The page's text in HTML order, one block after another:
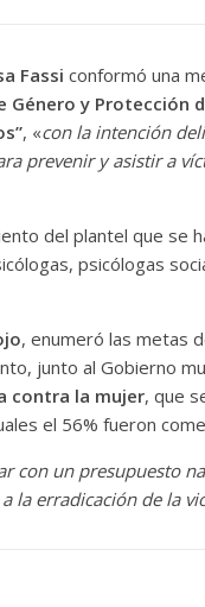
Fassi conformó una
Género y Protección
, «con la intención
prevenir y asistir a
del plantel que se
psicólogas
, enumeró las metas
junto al Gobierno
contra la mujer, que
el 56% fueron
con un presupuesto
la erradicación de la